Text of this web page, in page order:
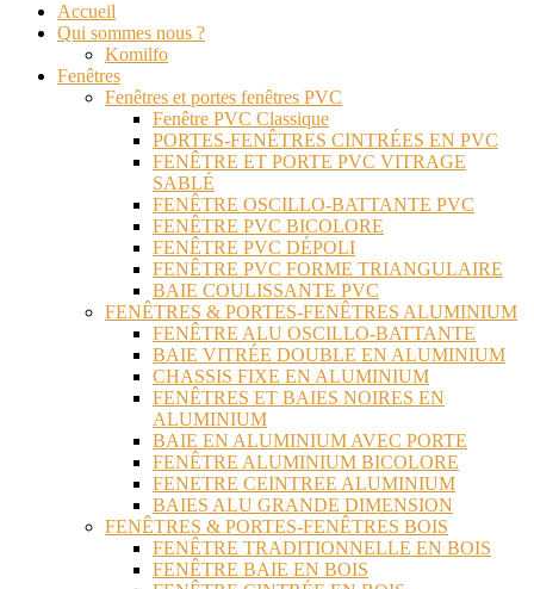
Accueil
Qui sommes nous ?
Komilfo
Fenêtres
Fenêtres et portes fenêtres PVC
Fenêtre PVC Classique
PORTES-FENÊTRES CINTRÉES EN PVC
FENÊTRE ET PORTE PVC VITRAGE
SABLÉ
FENÊTRE OSCILLO-BATTANTE PVC
FENÊTRE PVC BICOLORE
FENÊTRE PVC DÉPOLI
FENÊTRE PVC FORME TRIANGULAIRE
BAIE COULISSANTE PVC
FENÊTRES & PORTES-FENÊTRES ALUMINIUM
FENÊTRE ALU OSCILLO-BATTANTE
BAIE VITRÉE DOUBLE EN ALUMINIUM
CHASSIS FIXE EN ALUMINIUM
FENÊTRES ET BAIES NOIRES EN
ALUMINIUM
BAIE EN ALUMINIUM AVEC PORTE
FENÊTRE ALUMINIUM BICOLORE
FENETRE CEINTREE ALUMINIUM
BAIES ALU GRANDE DIMENSION
FENÊTRES & PORTES-FENÊTRES BOIS
FENÊTRE TRADITIONNELLE EN BOIS
FENÊTRE BAIE EN BOIS